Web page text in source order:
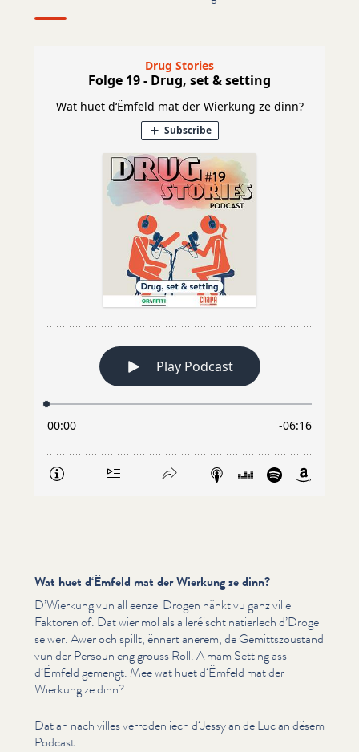
Wat huet d‘Ëmfeld mat der Wierkung ze dinn?
D’Wierkung vun all eenzel Drogen hänkt vu ganz ville
Faktoren of. Dat wier mol als alleréischt natierlech d’Droge
selwer. Awer och spillt, ënnert anerem, de Gemittszou­s­tand
vun der Persoun eng grouss Roll. A mam Setting ass
d‘Ëmfeld gemengt. Mee wat huet d‘Ëmfeld mat der
Wierkung ze dinn?
Dat an nach villes verroden iech d‘Jessy an de Luc an dësem
Podcast.